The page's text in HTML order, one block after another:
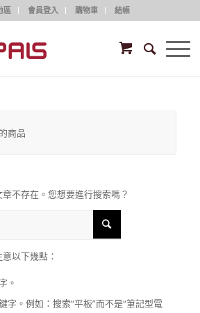
區 會員登入 購物車 結帳
商品
不存在。您想要進行搜索嗎？
以下幾點：
。
字。例如：搜索“平板”而不是“筆記型電